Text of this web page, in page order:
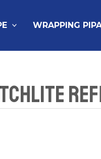
WRAPPING